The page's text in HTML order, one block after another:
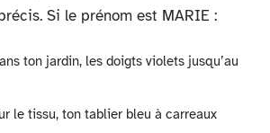
Si le prénom est MARIE :
ton jardin, les doigts violets jusqu’au
le tissu, ton tablier bleu à carreaux